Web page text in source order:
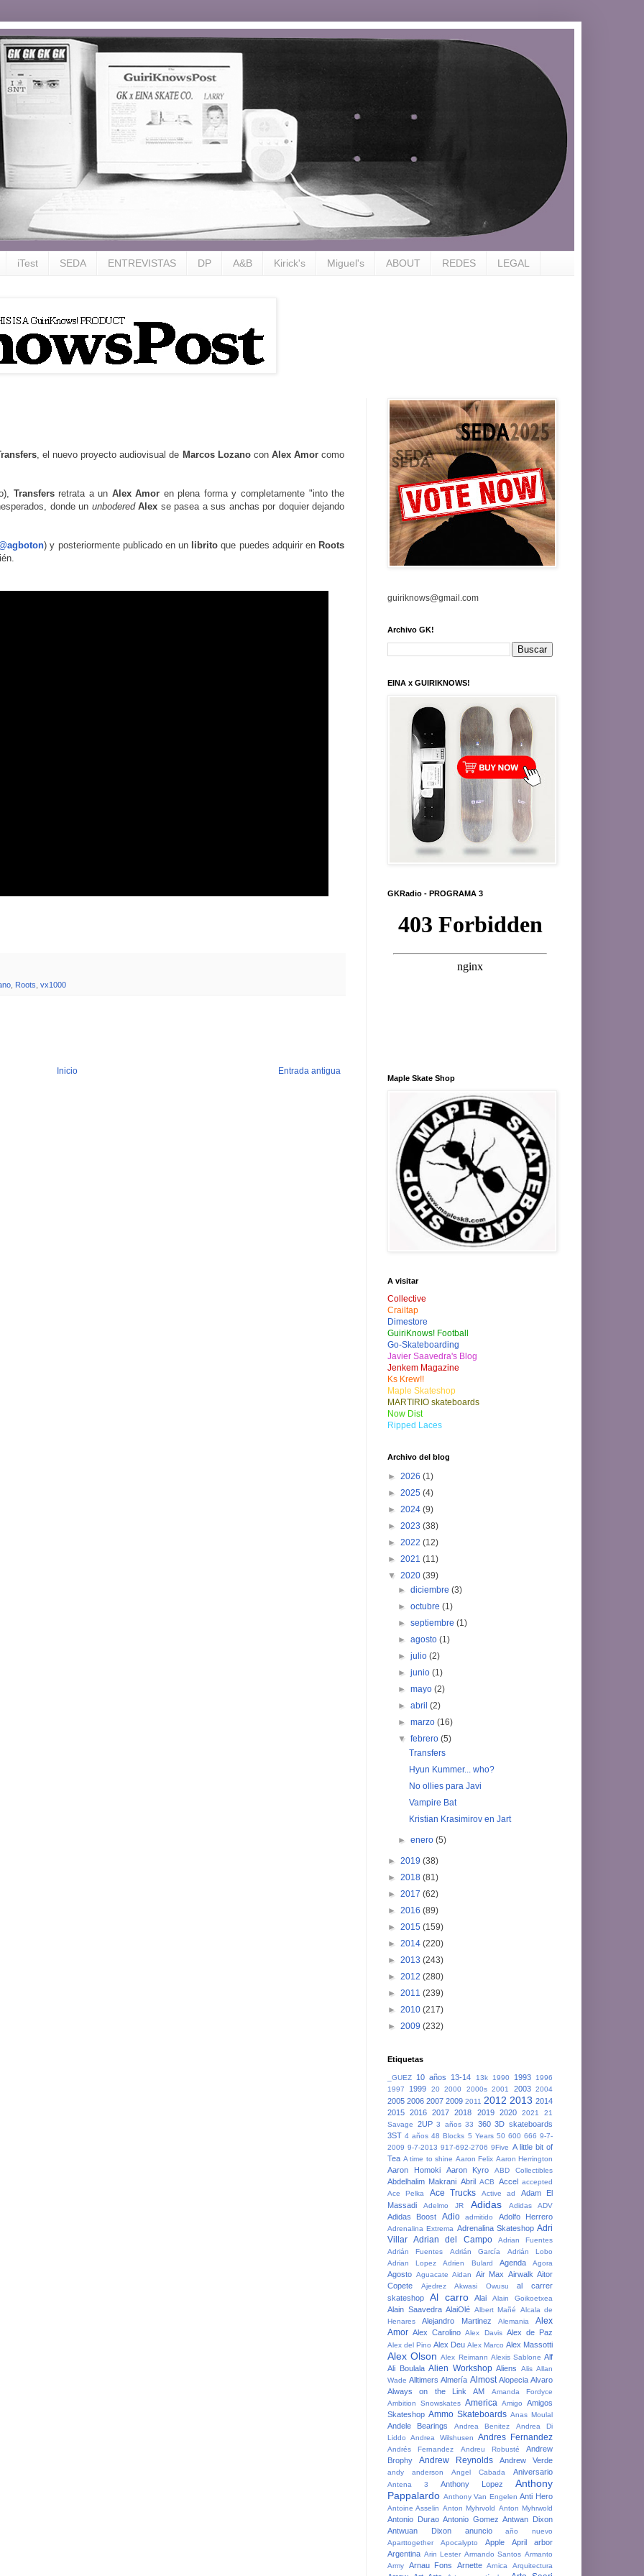
iTest SEDA ENTREVISTAS DP A&B Kirick's Miguel's ABOUT REDES LEGAL
, el nuevo proyecto audiovisual de Marcos Lozanocon Alex Amorcomo
Transfersretrata a un Alex Amor en plena forma y completamente "into the
donde un unbodered Alex se pasea a sus anchas por doquier dejando
agboton) y posteriormente publicado en un librito que puedes adquirir en Roots
Roots vx1000
Entrada antigua
Inicio
guiriknows@gmail.com
Archivo GK!
EINA x GUIRIKNOWS!
GKRadio - PROGRAMA 3
Maple Skate Shop
A visitar
Collective
Crailtap
Dimestore
GuiriKnows! Football
Go-Skateboarding
Javier Saavedra's Blog
Jenkem Magazine
Ks Krew!!
Maple Skateshop
MARTIRIO skateboards
Now Dist
Ripped Laces
Archivo del blog
► 2026 (1)
► 2025 (4)
► 2024 (9)
► 2023 (38)
► 2022 (12)
► 2021 (11)
▼ 2020 (39)
►diciembre(3)
►octubre(1)
►septiembre(1)
►agosto(1)
►julio(2)
►junio(1)
►mayo(2)
►abril(2)
►marzo(16)
▼febrero(5)
Transfers
Hyun Kummer... who?
No ollies para Javi
Vampire Bat
Kristian Krasimirov en Jart
►enero(5)
► 2019 (38)
► 2018 (81)
► 2017 (62)
► 2016 (89)
► 2015 (159)
► 2014 (220)
► 2013 (243)
► 2012 (280)
► 2011 (239)
► 2010 (217)
► 2009 (232)
Etiquetas
_GUEZ 10 años 13-14 13k 1990 1993
1996
1997
1999 20 2000 2000s 2001 2003 2004
2005 2006 2007 2009 2011 2012 2013 2014
2015 2016 2017 2018 2019 2020 2021
21
Savage
2UP 3 años 33 360 3D skateboards
3ST 4 años 48 Blocks 5 Years 50 600 666 9-7-
2009 9-7-2013 917-692-2706 9Five A little bit of
Tea A time to shine Aaron Felix Aaron Herrington
Aaron Homoki Aaron Kyro ABD Collectibles
Abdelhalim Makrani Abril ACB Accel accepted
Ace Pelka
Ace Trucks Active ad
Adam El
Massadi
Adelmo JR Adidas Adidas ADV
Adidas Boost Adio admitido Adolfo Herrero
Adrenalina Extrema Adrenalina Skateshop Adri
Villar Adrian del Campo
Adrian Fuentes
Adrián Fuentes
Adrián García
Adrián Lobo
Adrian Lopez
Adrien Bulard Agenda Agora
Agosto Aguacate Aidan Air Max Airwalk Aitor
Copete
Ajedrez Akwasi Owusu
al carrer
skateshop
Al carro Alai Alain Goikoetxea
Alain Saavedra AlaiOlé Albert Mañé
Alcala de
Henares
Alejandro Martinez Alemania
Alex
Amor Alex Carolino Alex Davis Alex de Paz
Alex del Pino Alex Deu Alex Marco Alex Massotti
Alex Olson Alex Reimann Alexis Sablone Alf
Ali Boulala Alien Workshop Aliens Alis Allan
Wade Alltimers Almería Almost Alopecia Alvaro
Always on the Link
AM
Amanda Fordyce
Ambition Snowskates America Amigo
Amigos
Skateshop Ammo Skateboards Anas Moulal
Andele Bearings Andrea Benitez
Andrea Di
Liddo
Andrea Wilshusen Andres Fernandez
Andrés Fernandez Andreu Robusté
Andrew
Brophy
Andrew Reynolds Andrew Verde
andy anderson Angel Cabada Aniversario
Antena 3 Anthony Lopez
Anthony
Pappalardo Anthony Van Engelen Anti Hero
Antoine Asselin Anton Myhrvold Anton Myhrwold
Antonio Durao Antonio Gomez Antwan Dixon
Antwuan Dixon
anuncio
año nuevo
Aparttogether
Apocalypto Apple April
arbor
Argentina Arin Lester Armando Santos Armanto
Army
Arnau Fons Arnette Arnica Arquitectura